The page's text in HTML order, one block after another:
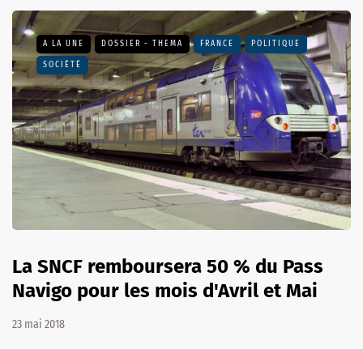
A LA UNE DOSSIER - THEMA FRANCE POLITIQUE
SOCIÉTÉ
La SNCF remboursera 50 % du Pass
Navigo pour les mois d'Avril et Mai
23 mai 2018